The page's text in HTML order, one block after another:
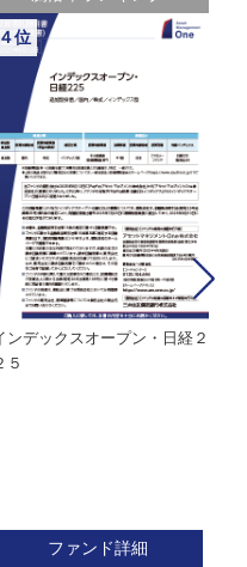
４位
ンデックスオープン・日経２
５
ファンド詳細